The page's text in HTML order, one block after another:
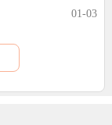
01-03